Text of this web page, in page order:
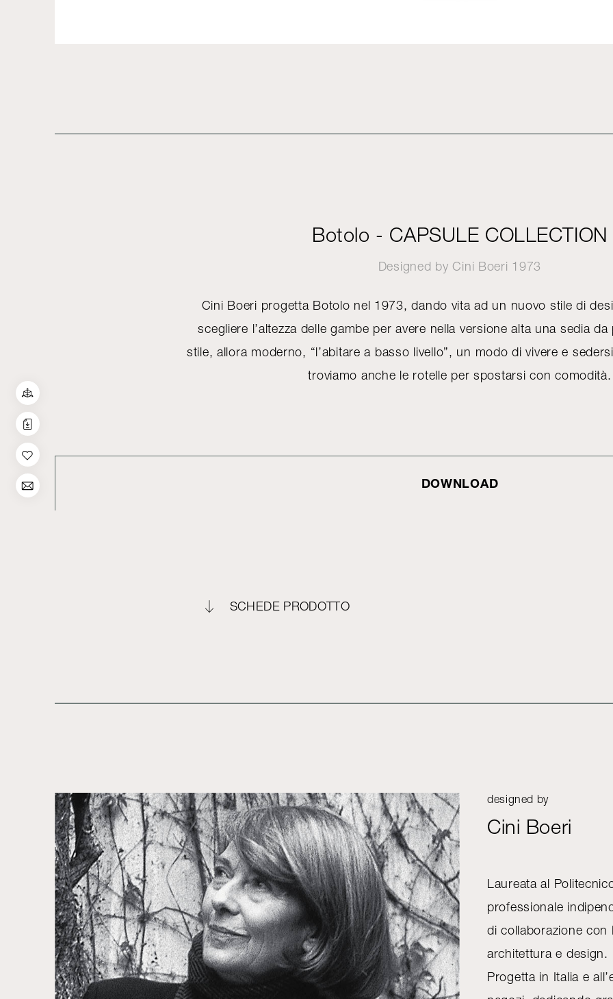
Botolo - CAPSULE COLLECTION
Designed byCini Boeri 1973
Cini Boeri progetta Botolo nel 1973, dando vita ad un nuovo stile di
scegliere l’altezza delle gambe per avere nella versione alta una sedia
stile, allora moderno, “l’abitare a basso livello”, un modo di vivere e
troviamo anche le rotelle per spostarsi con comodità.
DOWNLOAD
SCHEDE PRODOTTO
designed by
Cini Boeri
Laureata al
professionale
di collaborazione
architettura e design.
Progetta in Italia e